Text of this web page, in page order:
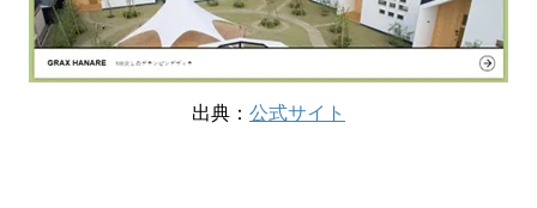
出典： 公式サイト